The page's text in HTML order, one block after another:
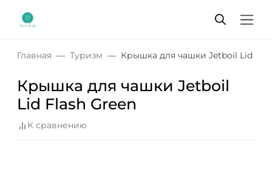
Главная Туризм Крышка для чашки Jetboil Lid
Крышка для чашки Jetboil
Lid Flash Green
К сравнению